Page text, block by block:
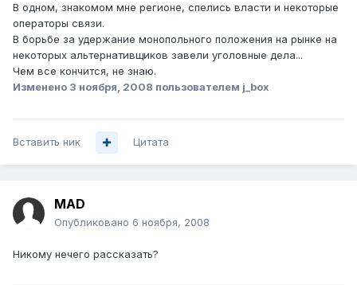
В одном, знакомом мне регионе, спелись власти и некоторые
операторы связи.
В борьбе за удержание монопольного положения на рынке на
некоторых альтернативщиков завели уголовные дела...
Чем все кончится, не знаю.
Изменено 3 ноября, 2008 пользователем j_box
Вставить ник Цитата
MAD
Опубликовано 6 ноября, 2008
Никому нечего рассказать?